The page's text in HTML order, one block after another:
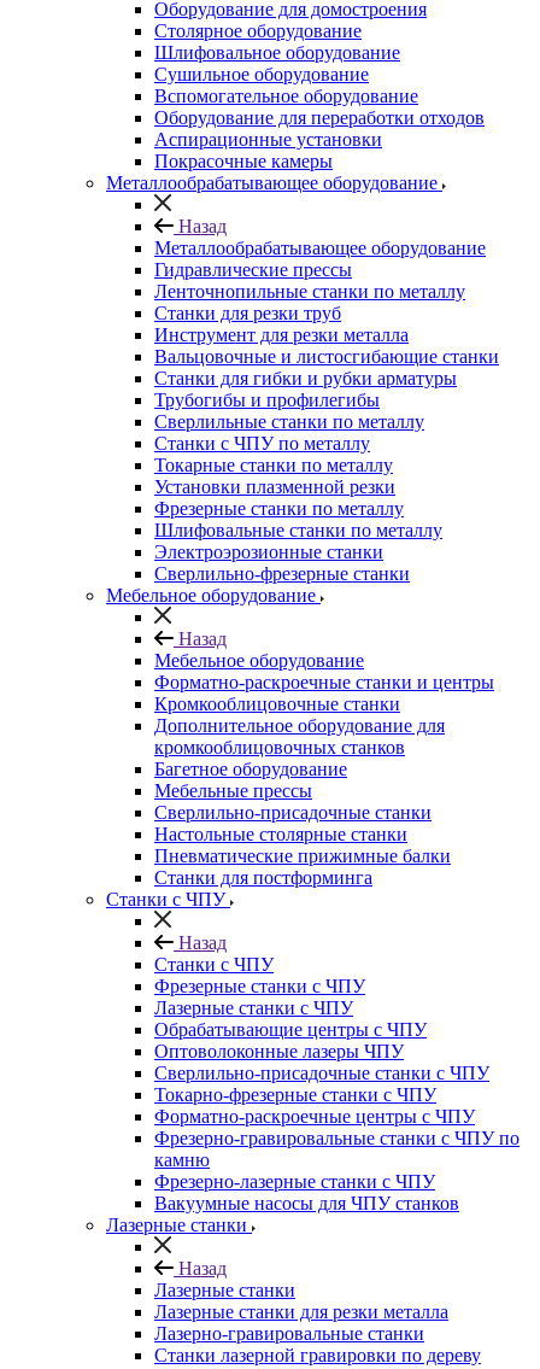
Оборудование для домостроения
Столярное оборудование
Шлифовальное оборудование
Сушильное оборудование
Вспомогательное оборудование
Оборудование для переработки отходов
Аспирационные установки
Покрасочные камеры
Металлообрабатывающее оборудование
Назад
Металлообрабатывающее оборудование
Гидравлические прессы
Ленточнопильные станки по металлу
Станки для резки труб
Инструмент для резки металла
Вальцовочные и листосгибающие станки
Станки для гибки и рубки арматуры
Трубогибы и профилегибы
Сверлильные станки по металлу
Станки с ЧПУ по металлу
Токарные станки по металлу
Установки плазменной резки
Фрезерные станки по металлу
Шлифовальные станки по металлу
Электроэрозионные станки
Сверлильно-фрезерные станки
Мебельное оборудование
Назад
Мебельное оборудование
Форматно-раскроечные станки и центры
Кромкооблицовочные станки
Дополнительное оборудование для
кромкооблицовочных станков
Багетное оборудование
Мебельные прессы
Сверлильно-присадочные станки
Настольные столярные станки
Пневматические прижимные балки
Станки для постформинга
Станки с ЧПУ
Назад
Станки с ЧПУ
Фрезерные станки с ЧПУ
Лазерные станки с ЧПУ
Обрабатывающие центры с ЧПУ
Оптоволоконные лазеры ЧПУ
Сверлильно-присадочные станки с ЧПУ
Токарно-фрезерные станки с ЧПУ
Форматно-раскроечные центры с ЧПУ
Фрезерно-гравировальные станки с ЧПУ по
камню
Фрезерно-лазерные станки с ЧПУ
Вакуумные насосы для ЧПУ станков
Лазерные станки
Назад
Лазерные станки
Лазерные станки для резки металла
Лазерно-гравировальные станки
Станки лазерной гравировки по дереву